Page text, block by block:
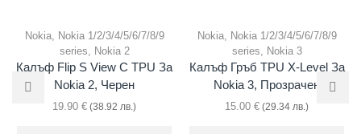
Nokia,
Nokia 1/2/3/4/5/6/7/8/9
series
Nokia 2
Калъф Flip S View С TPU За
Nokia 2, Черен
19.90 € (38.92 лв.)
Nokia,
Nokia 1/2/3/4/5/6/7/8/9
series
Nokia 3
Калъф Гръб TPU X-Level За
Nokia 3, Прозрачен
15.00 € (29.34 лв.)